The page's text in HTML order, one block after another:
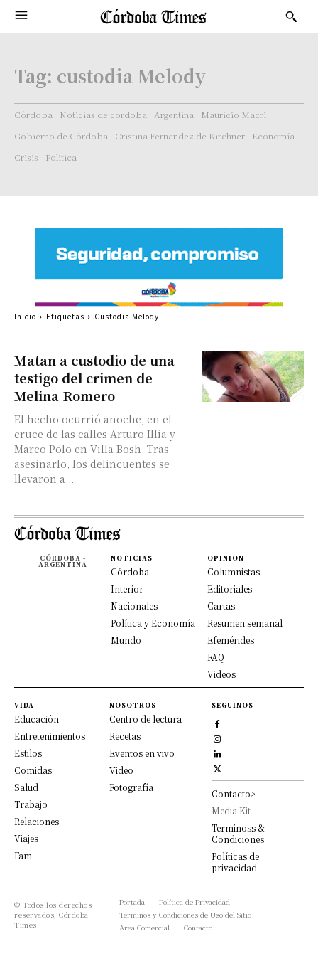
Tag: custodia Melody
Córdoba Noticias de cordoba Argentina
Mauricio Macri
Gobierno de Córdoba
Cristina Fernandez de Kirchner
Economía
Crisis
Politica
Matan a custodio de una
testigo del crimen de
Melina Romero
El hecho ocurrió anoche, en el
cruce de las calles Arturo Illia y
Marco Polo en Villa Bosh. Tras
asesinarlo, los delincuentes se
llevaron a...
Inicio Etiquetas Custodia Melody
CÓRDOBA -
ARGENTINA
NOTICIAS
Córdoba
Interior
Nacionales
Política y Economía
Mundo
OPINION
Columnistas
Editoriales
Cartas
Resumen semanal
Efemérides
FAQ
Videos
VIDA
Educación
Entretenimientos
Estilos
Comidas
Salud
Trabajo
Relaciones
Viajes
Fam
NOSOTROS
Centro de lectura
Recetas
Eventos en vivo
Video
Fotografía
SEGUINOS
Contacto>
Media Kit
Terminoss &
Condiciones
Políticas de
privacidad
© Todos los derechos
reservados, Córdoba
Times
Portada
Política de Privacidad
Términos y Condiciones de Uso del Sitio
Area Comercial
Contacto